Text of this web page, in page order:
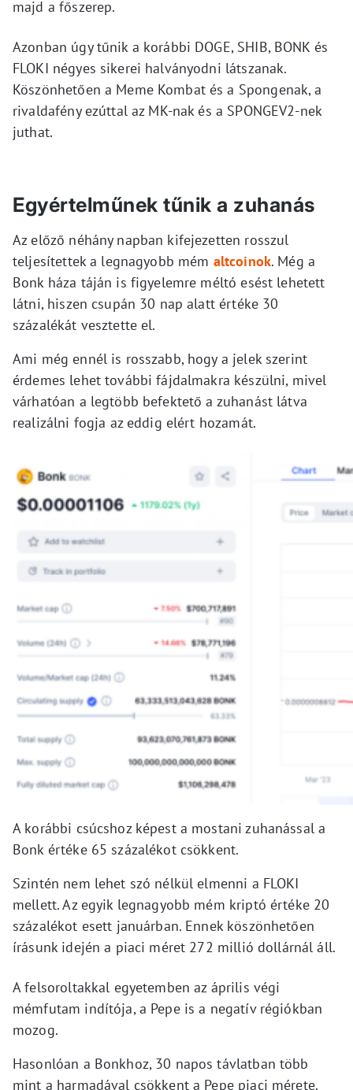
majd a főszerep.
Azonban úgy tűnik a korábbi DOGE, SHIB, BONK és
FLOKI négyes sikerei halványodni látszanak.
Köszönhetően a Meme Kombat és a Spongenak, a
rivaldafény ezúttal az MK-nak és a SPONGEV2-nek
juthat.
Egyértelműnek tűnik a zuhanás
Az előző néhány napban kifejezetten rosszul
teljesítettek a legnagyobb mém altcoinok. Még a
Bonk háza táján is figyelemre méltó esést lehetett
látni, hiszen csupán 30 nap alatt értéke 30
százalékát vesztette el.
Ami még ennél is rosszabb, hogy a jelek szerint
érdemes lehet további fájdalmakra készülni, mivel
várhatóan a legtöbb befektető a zuhanást látva
realizálni fogja az eddig elért hozamát.
A korábbi csúcshoz képest a mostani zuhanással a
Bonk értéke 65 százalékot csökkent.
Szintén nem lehet szó nélkül elmenni a FLOKI
mellett. Az egyik legnagyobb mém kriptó értéke 20
százalékot esett januárban. Ennek köszönhetően
írásunk idején a piaci méret 272 millió dollárnál áll.
A felsoroltakkal egyetemben az április végi
mémfutam indítója, a Pepe is a negatív régiókban
mozog.
Hasonlóan a Bonkhoz, 30 napos távlatban több
mint a harmadával csökkent a Pepe piaci mérete.